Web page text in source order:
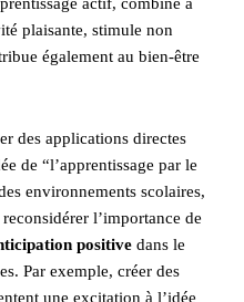
plaisante, stimule non
également au bien-être
des applications directes
de “l’apprentissage par le
environnements scolaires,
l’importance de
positive dans le
Par exemple, créer des
une excitation à l’idée